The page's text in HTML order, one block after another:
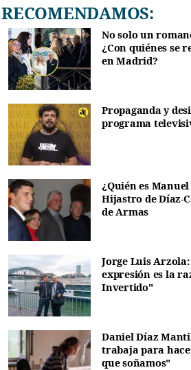
RECOMENDAMOS:
No solo un
¿Con quiénes se
en Madrid?
Propaganda y
programa
¿Quién es
Hijastro de Díaz-
de Armas
Jorge Luis
expresión es la
Invertido"
Daniel Díaz
trabaja para
que soñamos"